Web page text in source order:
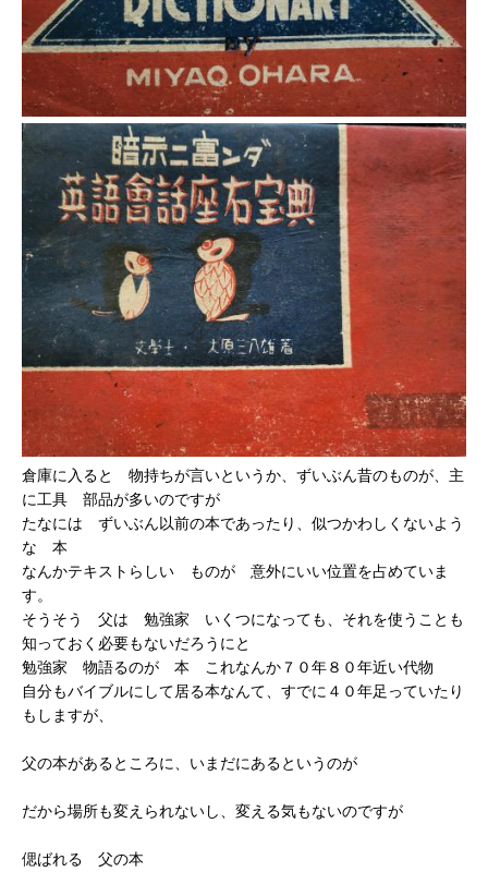
倉庫に入ると 物持ちが言いというか、ずいぶん昔のものが、主
に工具 部品が多いのですが
たなには ずいぶん以前の本であったり、似つかわしくないよう
な 本
なんかテキストらしい ものが 意外にいい位置を占めていま
す。
そうそう 父は 勉強家 いくつになっても、それを使うことも
知っておく必要もないだろうにと
勉強家 物語るのが 本 これなんか７０年８０年近い代物
自分もバイブルにして居る本なんて、すでに４０年足っていたり
もしますが、
父の本があるところに、いまだにあるというのが
だから場所も変えられないし、変える気もないのですが
偲ばれる 父の本